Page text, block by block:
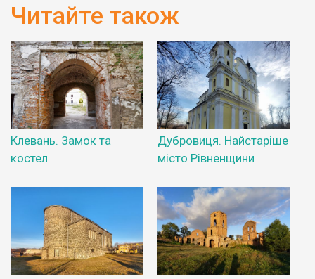
Читайте також
Клевань. Замок та
костел
Дубровиця. Найстаріше
місто Рівненщини